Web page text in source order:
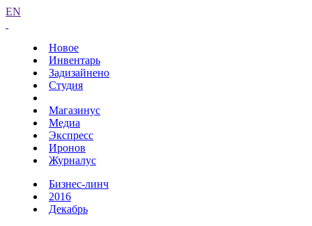
EN
Новое
Инвентарь
Задизайнено
Студия
Магазинус
Медиа
Экспресс
Иронов
Журналус
Бизнес-линч
2016
Декабрь